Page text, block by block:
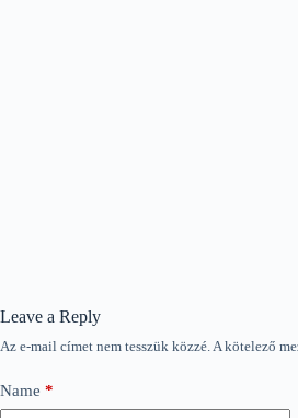
Leave a Reply
Az e-mail címet nem tesszük közzé.A kötelező
Name *